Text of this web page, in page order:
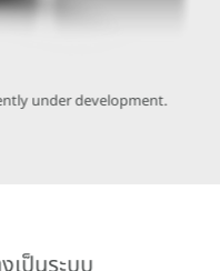
under development.